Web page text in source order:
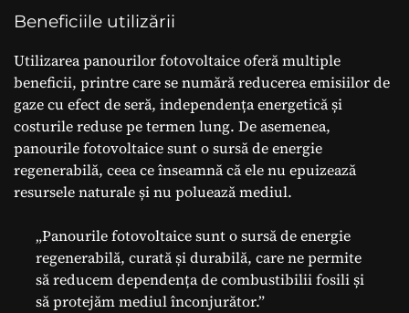
Beneficiile utilizării
Utilizarea panourilor fotovoltaice oferă multiple
beneficii, printre care se numără reducerea emisiilor de
gaze cu efect de seră, independența energetică și
costurile reduse pe termen lung. De asemenea,
panourile fotovoltaice sunt o sursă de energie
regenerabilă, ceea ce înseamnă că ele nu epuizează
resursele naturale și nu poluează mediul.
„Panourile fotovoltaice sunt o sursă de energie
regenerabilă, curată și durabilă, care ne permite
să reducem dependența de combustibilii fosili și
să protejăm mediul înconjurător.”